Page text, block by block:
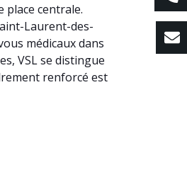
place centrale.
Laurent-des-
médicaux dans
VSL se distingue
renforcé est